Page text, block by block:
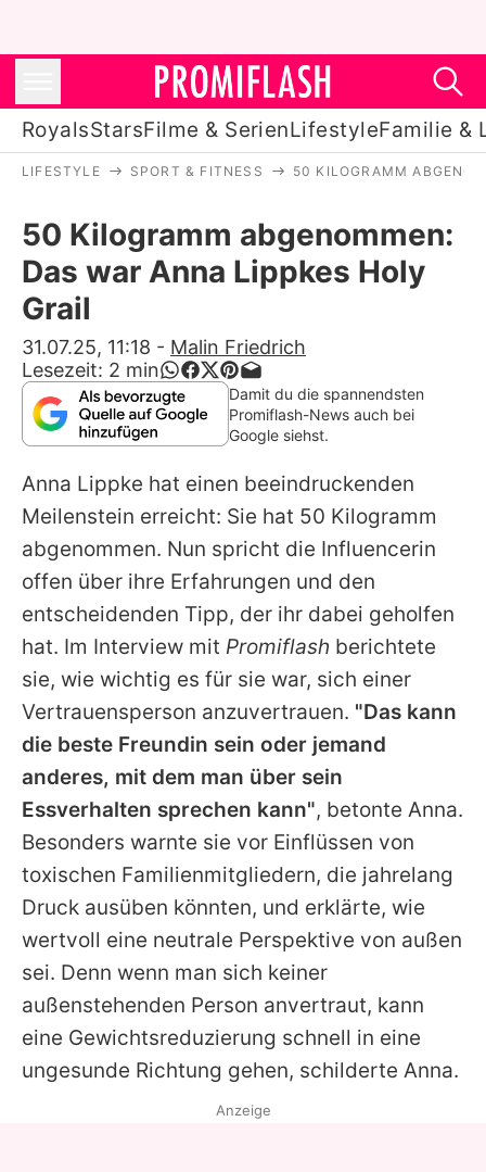
RoyalsStarsFilme & SerienLifestyleFamilie &
Stars
Filme & Serien
Lifestyle
Familie & Liebe
Promiflash Exklusiv
Alle Themen auf Promiflash
Jobs
App runterladen
Team
Redaktionelle Richtlinien
Impressum
Datenschutzerklärung
Nutzungsbedingungen
Utiq verwalten
LIFESTYLE SPORT & FITNESS 50 KILOGRAMM
50 Kilogramm abgenommen:
Das war Anna Lippkes Holy
Grail
31.07.25, 11:18 - Malin Friedrich
Lesezeit: 2 min
Damit du die spannendsten
Promiflash-News auch bei
Google siehst.
Anna Lippke hat einen beeindruckenden
Meilenstein erreicht: Sie hat 50 Kilogramm
abgenommen. Nun spricht die Influencerin
offen über ihre Erfahrungen und den
entscheidenden Tipp, der ihr dabei geholfen
hat. Im Interview mit Promiflash berichtete
sie, wie wichtig es für sie war, sich einer
Vertrauensperson anzuvertrauen. "Das kann
die beste Freundin sein oder jemand
anderes, mit dem man über sein
Essverhalten sprechen kann", betonte Anna.
Besonders warnte sie vor Einflüssen von
toxischen Familienmitgliedern, die jahrelang
Druck ausüben könnten, und erklärte, wie
wertvoll eine neutrale Perspektive von außen
sei. Denn wenn man sich keiner
außenstehenden Person anvertraut, kann
eine Gewichtsreduzierung schnell in eine
ungesunde Richtung gehen, schilderte Anna.
Anzeige